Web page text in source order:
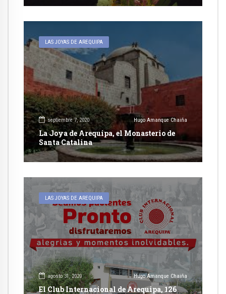
LAS JOYAS DE AREQUIPA
septiembre 7, 2020 Hugo Amanque Chaiña
La Joya de Arequipa, el Monasterio de
Santa Catalina
LAS JOYAS DE AREQUIPA
agosto 31, 2020 Hugo Amanque Chaiña
El Club Internacional de Arequipa, 126